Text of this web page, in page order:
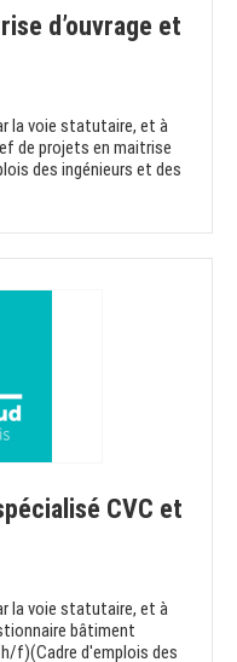
d’ouvrage et
la voie statutaire, et à
de projets en maitrise
des ingénieurs et des
CVC et
la voie statutaire, et à
bâtiment
f)(Cadre d'emplois des